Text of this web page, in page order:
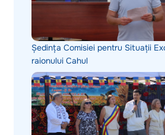
Ședința Comisiei pentru Situații
raionului Cahul